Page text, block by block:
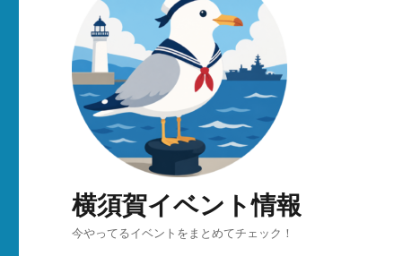
横須賀イベント情報
今やってるイベントをまとめてチェック！